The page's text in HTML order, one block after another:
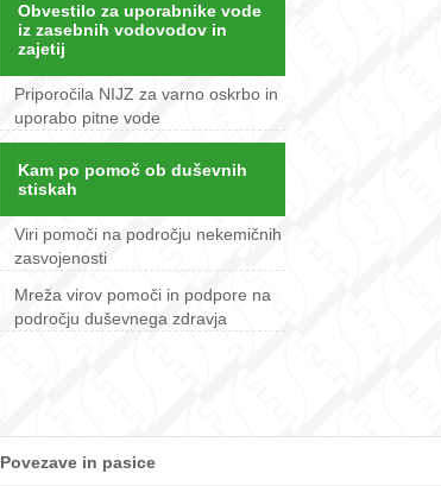
Obvestilo za uporabnike vode
iz zasebnih vodovodov in
zajetij
Priporočila NIJZ za varno oskrbo in
uporabo pitne vode
Kam po pomoč ob duševnih
stiskah
Viri pomoči na področju nekemičnih
zasvojenosti
Mreža virov pomoči in podpore na
področju duševnega zdravja
Povezave in pasice